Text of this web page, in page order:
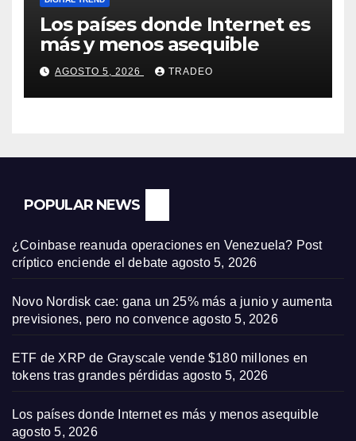
Los países donde Internet es
más y menos asequible
AGOSTO 5, 2026 TRADEO
POPULAR NEWS
¿Coinbase reanuda operaciones en Venezuela? Post
críptico enciende el debate agosto 5, 2026
Novo Nordisk cae: gana un 25% más a junio y aumenta
previsiones, pero no convence agosto 5, 2026
ETF de XRP de Grayscale vende $180 millones en
tokens tras grandes pérdidas agosto 5, 2026
Los países donde Internet es más y menos asequible
agosto 5, 2026